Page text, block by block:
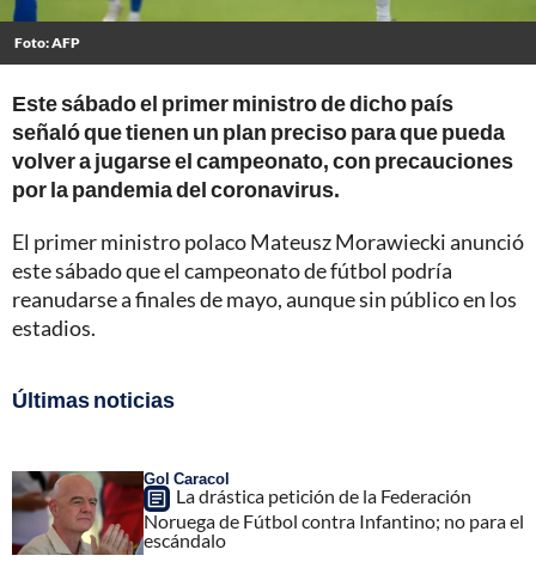
Foto: AFP
Este sábado el primer ministro de dicho país
señaló que tienen un plan preciso para que pueda
volver a jugarse el campeonato, con precauciones
por la pandemia del coronavirus.
El primer ministro polaco Mateusz Morawiecki anunció
este sábado que el campeonato de fútbol podría
reanudarse a finales de mayo, aunque sin público en los
estadios.
Últimas noticias
Gol Caracol
La drástica petición de la Federación
Noruega de Fútbol contra Infantino; no para el
escándalo